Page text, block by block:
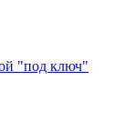
"под ключ"